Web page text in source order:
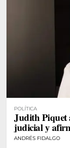
POLÍTICA
Judith Piquet
judicial y
ANDRÉS FIDALGO